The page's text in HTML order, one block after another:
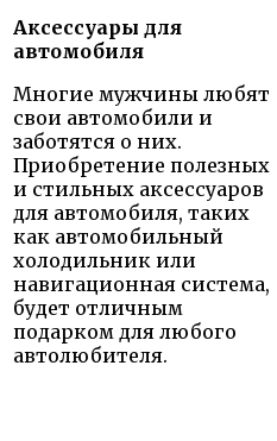
Аксессуары для
автомобиля
Многие мужчины любят
свои автомобили и
заботятся о них.
Приобретение полезных
и стильных аксессуаров
для автомобиля, таких
как автомобильный
холодильник или
навигационная система,
будет отличным
подарком для любого
автолюбителя.